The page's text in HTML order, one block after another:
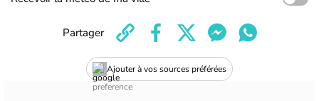
Ajouter à vos sources préférées
Partager